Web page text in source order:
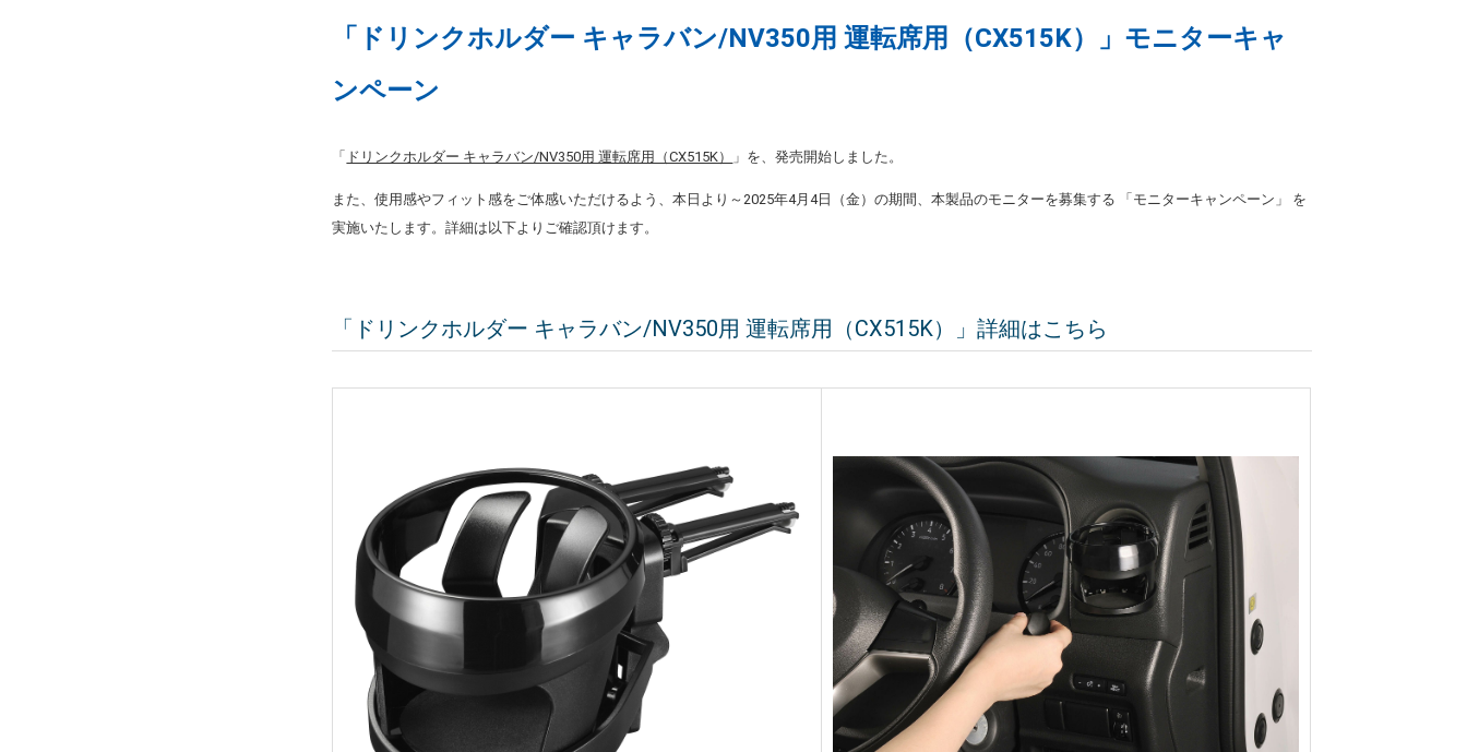
「ドリンクホルダー キャラバン/NV350用 運転席用（CX515K）」モニターキャ
ンペーン
「 ドリンクホルダー キャラバン/NV350用 運転席用（CX515K） 」を、発売開始しました。
また、使用感やフィット感をご体感いただけるよう、本日より～2025年4月4日（金）の期間、本製品のモニターを募集する 「モニターキャンペーン」 を
実施いたします。詳細は以下よりご確認頂けます。
「ドリンクホルダー キャラバン/NV350用 運転席用（CX515K）」詳細はこちら